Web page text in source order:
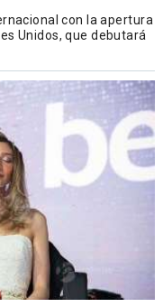
con la apertura
Unidos, que debutará